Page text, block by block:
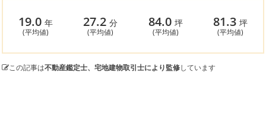
19.0 年
(平均値)
27.2分
(平均値)
84.0 坪
(平均値)
81.3坪
(平均値)
この記事は不動産鑑定士、宅地建物取引士により監修しています